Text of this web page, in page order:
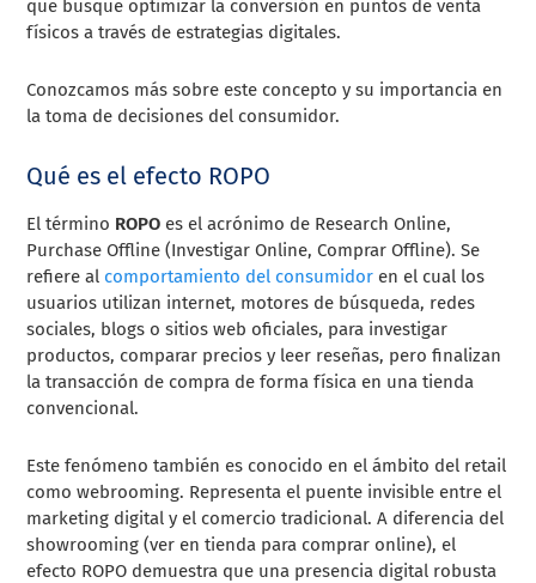
que busque optimizar la conversión en puntos de venta
físicos a través de estrategias digitales.
Conozcamos más sobre este concepto y su importancia en
la toma de decisiones del consumidor.
Qué es el efecto ROPO
El término ROPO es el acrónimo de Research Online,
Purchase Offline (Investigar Online, Comprar Offline). Se
refiere al comportamiento del consumidor en el cual los
usuarios utilizan internet, motores de búsqueda, redes
sociales, blogs o sitios web oficiales, para investigar
productos, comparar precios y leer reseñas, pero finalizan
la transacción de compra de forma física en una tienda
convencional.
Este fenómeno también es conocido en el ámbito del retail
como webrooming. Representa el puente invisible entre el
marketing digital y el comercio tradicional. A diferencia del
showrooming (ver en tienda para comprar online), el
efecto ROPO demuestra que una presencia digital robusta